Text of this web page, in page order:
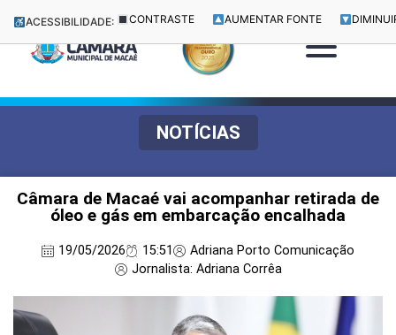
ACESSIBILIDADE: CONTRASTE AUMENTAR FONTE
NOTÍCIAS
Câmara de Macaé vai acompanhar retirada de
óleo e gás em embarcação encalhada
19/05/2026 15:51
Adriana Porto Comunicação
Jornalista: Adriana Corrêa